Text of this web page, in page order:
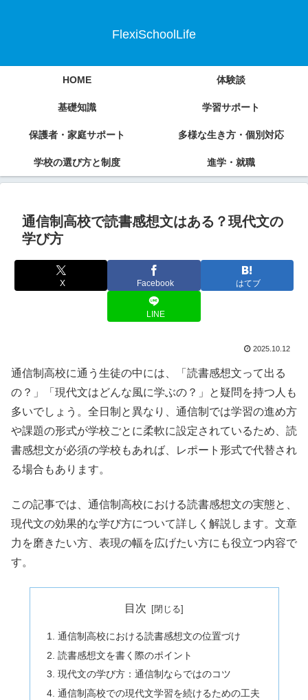
FlexiSchoolLife
HOME 体験談
基礎知識 学習サポート
保護者・家庭サポート 多様な生き方・個別対応
学校の選び方と制度 進学・就職
通信制高校で読書感想文はある？現代文の
学び方
X Facebook はてブ
LINE
2025.10.12
通信制高校に通う生徒の中には、「読書感想文って出る
の？」「現代文はどんな風に学ぶの？」と疑問を持つ人も
多いでしょう。全日制と異なり、通信制では学習の進め方
や課題の形式が学校ごとに柔軟に設定されているため、読
書感想文が必須の学校もあれば、レポート形式で代替され
る場合もあります。
この記事では、通信制高校における読書感想文の実態と、
現代文の効果的な学び方について詳しく解説します。文章
力を磨きたい方、表現の幅を広げたい方にも役立つ内容で
す。
目次
通信制高校における読書感想文の位置づけ
読書感想文を書く際のポイント
現代文の学び方：通信制ならではのコツ
通信制高校での現代文学習を続けるための工夫